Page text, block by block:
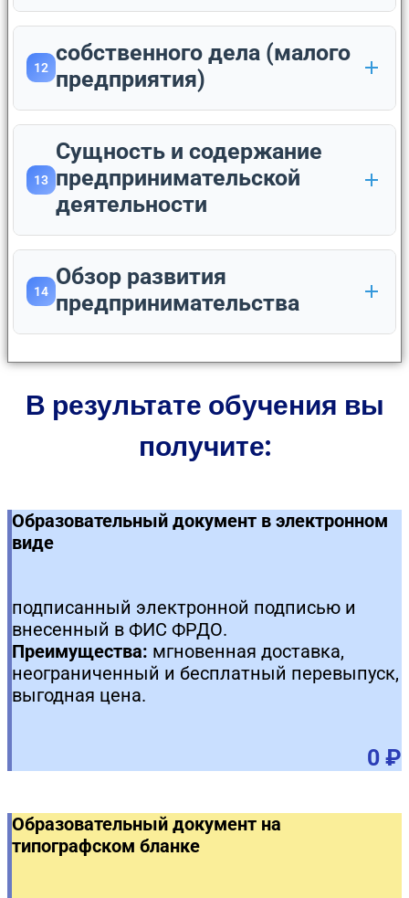
12
собственного дела (малого
предприятия)
13
Сущность и содержание
предпринимательской
деятельности
14
Обзор развития
предпринимательства
В результате обучения вы
получите:
Образовательный документ в электронном
виде
подписанный электронной подписью и
внесенный в ФИС ФРДО.
Преимущества: мгновенная доставка,
неограниченный и бесплатный перевыпуск,
выгодная цена.
0 ₽
Образовательный документ на
типографском бланке